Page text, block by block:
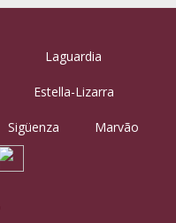
Laguardia
Estella-Lizarra
Sigüenza Marvão